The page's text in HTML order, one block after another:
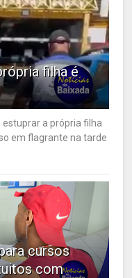
filha é
a própria filha
em flagrante na tarde
cursos
com